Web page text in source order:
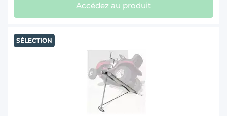
Accédez au produit
SÉLECTION